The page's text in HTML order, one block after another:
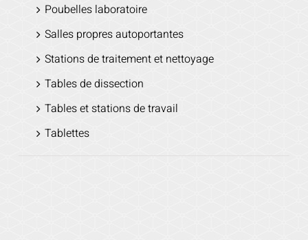
Poubelles laboratoire
Salles propres autoportantes
Stations de traitement et nettoyage
Tables de dissection
Tables et stations de travail
Tablettes